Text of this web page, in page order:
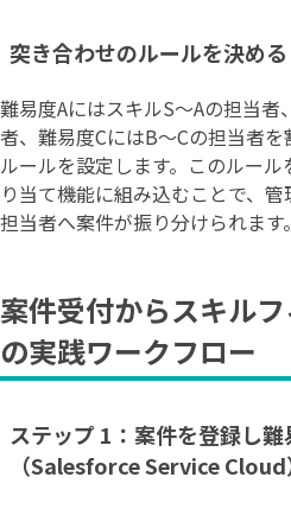
突き合わせのルールを決める
難易度AにはスキルS〜Aの担当者
者、難易度CにはB〜Cの担当者
ルールを設定します。このルー
り当て機能に組み込むことで、
担当者へ案件が振り分けられます。
案件受付からスキル
の実践ワークフロー
ステップ 1：案件を登録し
（Salesforce Service Cloud